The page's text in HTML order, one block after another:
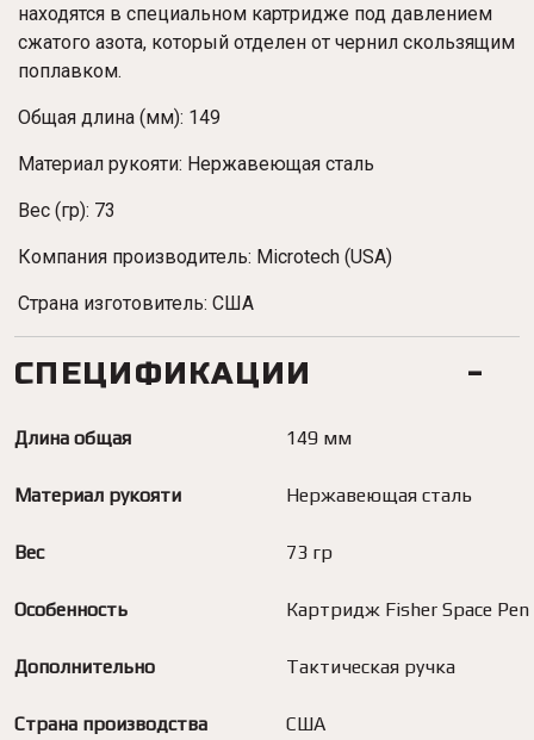
находятся в специальном картридже под давлением
сжатого азота, который отделен от чернил скользящим
поплавком.
Общая длина (мм): 149
Материал рукояти: Нержавеющая сталь
Вес (гр): 73
Компания производитель: Microtech (USA)
Страна изготовитель: США
СПЕЦИФИКАЦИИ
Длина общая 149 мм
Материал рукояти Нержавеющая сталь
Вес 73 гр
Особенность Картридж Fisher Space Pen
Дополнительно Тактическая ручка
Страна производства США